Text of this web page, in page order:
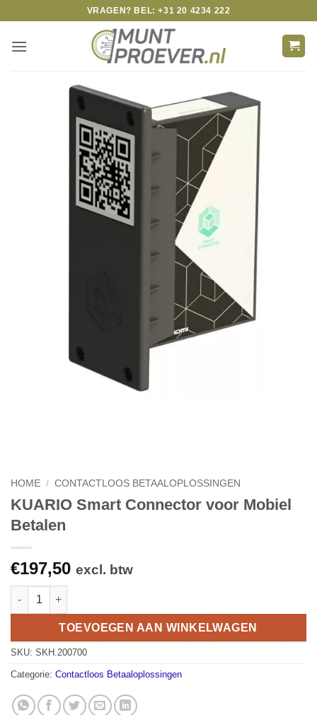
content
VRAGEN? BEL: +31 20 4234 222
HOME / CONTACTLOOS BETAALOPLOSSINGEN
KUARIO Smart Connector voor Mobiel
Betalen
€197,50 excl. btw
KUARIO Smart Connector voor Mobiel Betalen aantal
TOEVOEGEN AAN WINKELWAGEN
SKU: SKH.200700
Categorie: Contactloos Betaaloplossingen